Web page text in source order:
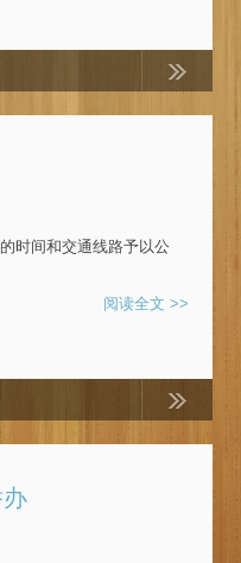
时间和交通线路予以公
阅读全文 >>